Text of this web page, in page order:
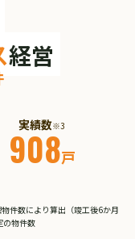
経営
実績数※3
908戸
件数により算出（竣工後6か月
の物件数